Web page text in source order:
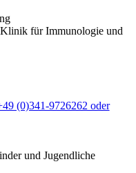
für Immunologie und
(0)341-9726262 oder
und Jugendliche